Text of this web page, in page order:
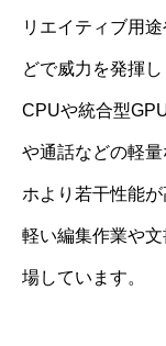
リエイティブ用
どで威力を発揮
CPUや統合型
や通話などの軽
ホより若干性能
軽い編集作業や
場しています。